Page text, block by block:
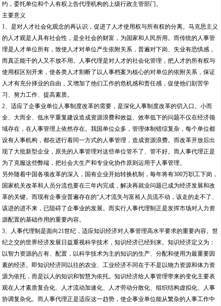
约，委托单位和个人有权上告代理机构的上级行政主管部门。
主要意义
1、是对人才社会化观念的再认识，促进了人才使用权与所有权的分离。马克思主义
的人才观是人具有社会性，是全社会的财富，为国家和人民所用。而传统的人事管
理是人才单位所有，致使人才对单位产生依附关系，普遍对下岗、失业有恐惧感，
而真正能干的人又不放不用。人事代理是对人才的社会化管理，把人才的所有权与
使用权区别开来，使各类人才割断了以人事档案为核心的对单位的依附关系，保证
人才有充分择业的自由，又增加了他们工作的危机感和责任感，促使他们刻苦学
习、努力工作、提高素质。
2、适应了企事业单位人事制度改革的需要，是深化人事制度改革的切入口。小而
全、大而全、低水平重复建设造成资源浪费和效益、效率低下的问题不仅在经济领
域存在，在人事管理上依然存在。我国单位众多，管理体制错综复杂，每个单位都
设有人事机构，都在进行着同一方式的人事管理，造成资源浪费。而改革开放后出
现了大批新型企业，原先的人事管理对这些单位管不了、管不好。而人事代理正是
为了克服这些弊端，把社会大生产和专业化协作原则运用于人事管理。
另外随着中国各项改革的深入，国有企业开始转换机制，每年将有300万职工下岗，
国家机关改革和人员分流也要在三年内完成，解决再就业问题已成为经济发展和改
革的关键。而现有企事业普遍存在的“人才流失与富裕人员流不动，该走的走不了、
该进的进不来，已阻碍了企事业的发展。而实行人事代理制正是发挥市场对人力资
源配置的基础作用的重要内容。
3、人事代理制是面向21世纪，适应知识经济对人事管理高水平要求的重要内容。世
纪之交的世界经济发展日益重视科学技术，知识经济已经到来。知识经济定义为：
以智力资源的占有、配置，以科学技术为主的知识的生产、分配和使用为最重要因
素的经济。即知识经济同以往的农业、工业经济不同在于不是以物力资源和体力资
源为依托，而是以人的知识和智慧为依托。知识经济给人事管理带来的变化主要表
观在人才素质复合化、人才流动加速化、人才劳动分散化、组织结构虚拟化、人事
协调复杂化。而人事代理正是适应这一趋势，使企事业单位能从繁杂的人事工作中